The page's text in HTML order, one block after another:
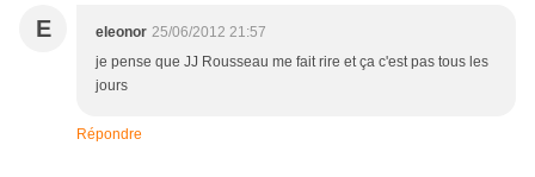
E eleonor 25/06/2012 21:57
je pense que JJ Rousseau me fait rire et ça c'est pas tous les
jours
Répondre